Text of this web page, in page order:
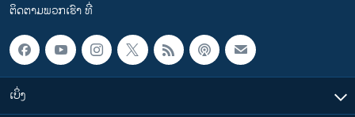
ຕິດຕາມພວກເຮົາ ທີ່
ເບິ່ງ